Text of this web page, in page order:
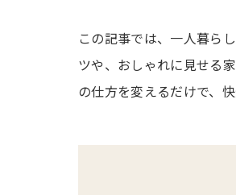
この記事では、一人暮ら
ツや、おしゃれに見せる
の仕方を変えるだけで、